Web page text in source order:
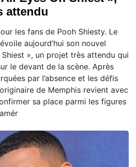
attendu
les fans de Pooh Shiesty. Le
aujourd’hui son nouvel
», un projet très attendu qui
le devant de la scène. Après
par l’absence et les défis
de Memphis revient avec
sa place parmi les figures